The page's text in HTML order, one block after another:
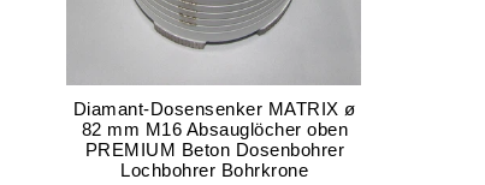
Diamant-Dosensenker MATRIX ø
82 mm M16 Absauglöcher oben
PREMIUM Beton Dosenbohrer
Lochbohrer Bohrkrone